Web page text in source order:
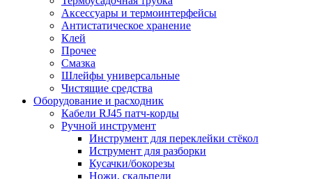
Аксессуары и термоинтерфейсы
Антистатическое хранение
Клей
Прочее
Смазка
Шлейфы универсальные
Чистящие средства
Оборудование и расходник
Кабели RJ45 патч-корды
Ручной инструмент
Инструмент для переклейки стёкол
Иструмент для разборки
Кусачки/бокорезы
Ножи, скальпели